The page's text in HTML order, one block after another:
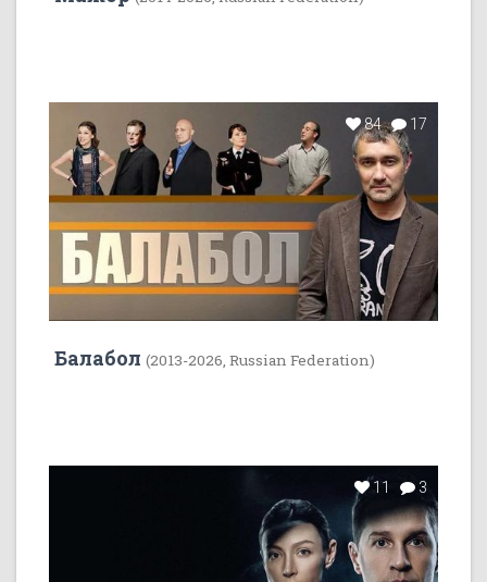
84 17
Балабол (2013-2026, Russian Federation)
11 3